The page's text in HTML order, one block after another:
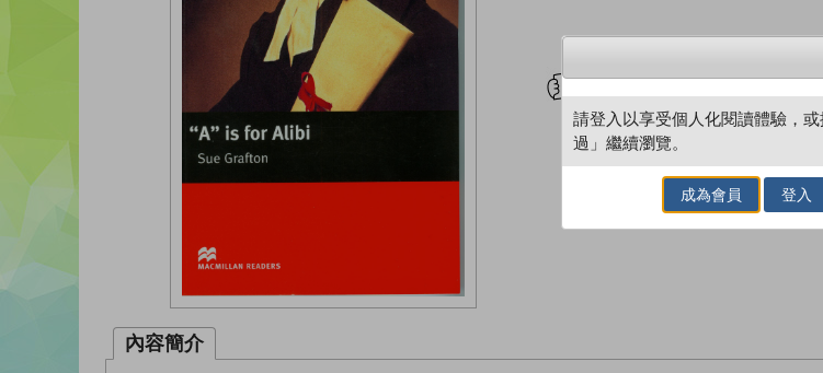
內容簡介
請登入以享受個人化閱讀體驗，或
過」繼續瀏覽。
成為會員 登入